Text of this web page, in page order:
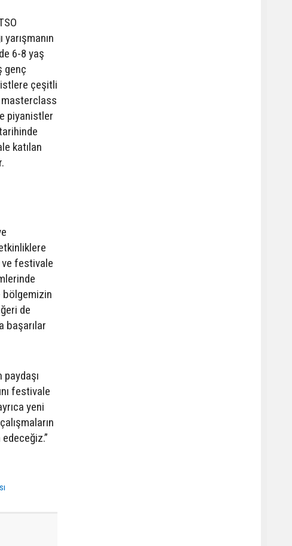
6-8 yaş
genç
çeşitli
masterclass
piyanistler
katılan
ve festivale
bölgemizin
de
başarılar
festivale
yeni